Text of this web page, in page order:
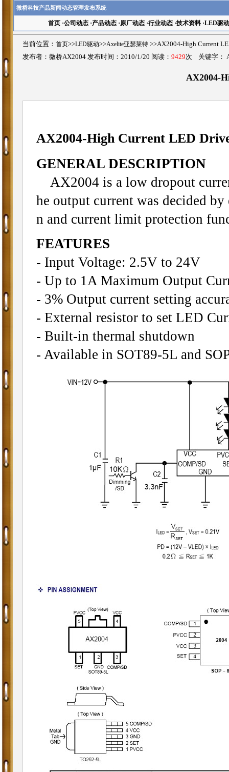
微桥科技产品新闻动态管理发布系统
首页·公司动态·产品动态·原厂动态·行业动态·技术资料·LED驱动
当前位置： 首页>>LED驱动>>Axelite亚瑟莱特 >>AX2004-High Current
发布者：微桥AX2004 发布时间：2010/1/20 阅读： 9429次 关键字：
AX2004-
AX2004-High Current LED
GENERAL DESCRIPTION
AX2004 is a low dropout
he output current was decided
n and current limit protection
FEATURES
- Input Voltage: 2.5V to 24V
- Up to 1A Maximum Output
- 3% Output current setting
- External resistor to set LED
- Built-in thermal shutdown
- Available in SOT89-5L and